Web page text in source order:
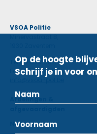
VSOA Politie
Tel: 02 660 59 11
Fax: 02 660 50 97
info@vsoa-pol.be
Afdelingen &
Nieuws
Op de hoogte
Schrijf je in voor